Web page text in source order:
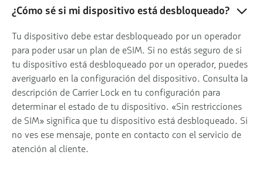
¿Cómo sé si mi dispositivo está desbloqueado?
Tu dispositivo debe estar desbloqueado por un operador
para poder usar un plan de eSIM. Si no estás seguro de si
tu dispositivo está desbloqueado por un operador, puedes
averiguarlo en la configuración del dispositivo. Consulta la
descripción de Carrier Lock en tu configuración para
determinar el estado de tu dispositivo. «Sin restricciones
de SIM» significa que tu dispositivo está desbloqueado. Si
no ves ese mensaje, ponte en contacto con el servicio de
atención al cliente.